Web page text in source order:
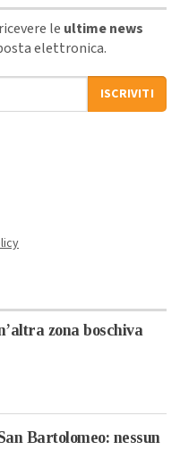
le ultime news
elettronica.
ISCRIVITI
zona boschiva
Bartolomeo: nessun